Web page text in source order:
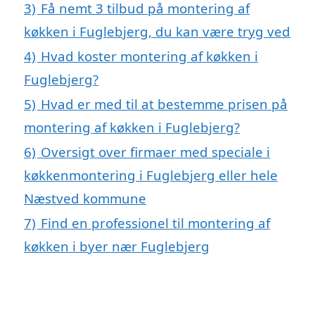
3) Få nemt 3 tilbud på montering af
køkken i Fuglebjerg, du kan være tryg ved
4) Hvad koster montering af køkken i
Fuglebjerg?
5) Hvad er med til at bestemme prisen på
montering af køkken i Fuglebjerg?
6) Oversigt over firmaer med speciale i
køkkenmontering i Fuglebjerg eller hele
Næstved kommune
7) Find en professionel til montering af
køkken i byer nær Fuglebjerg